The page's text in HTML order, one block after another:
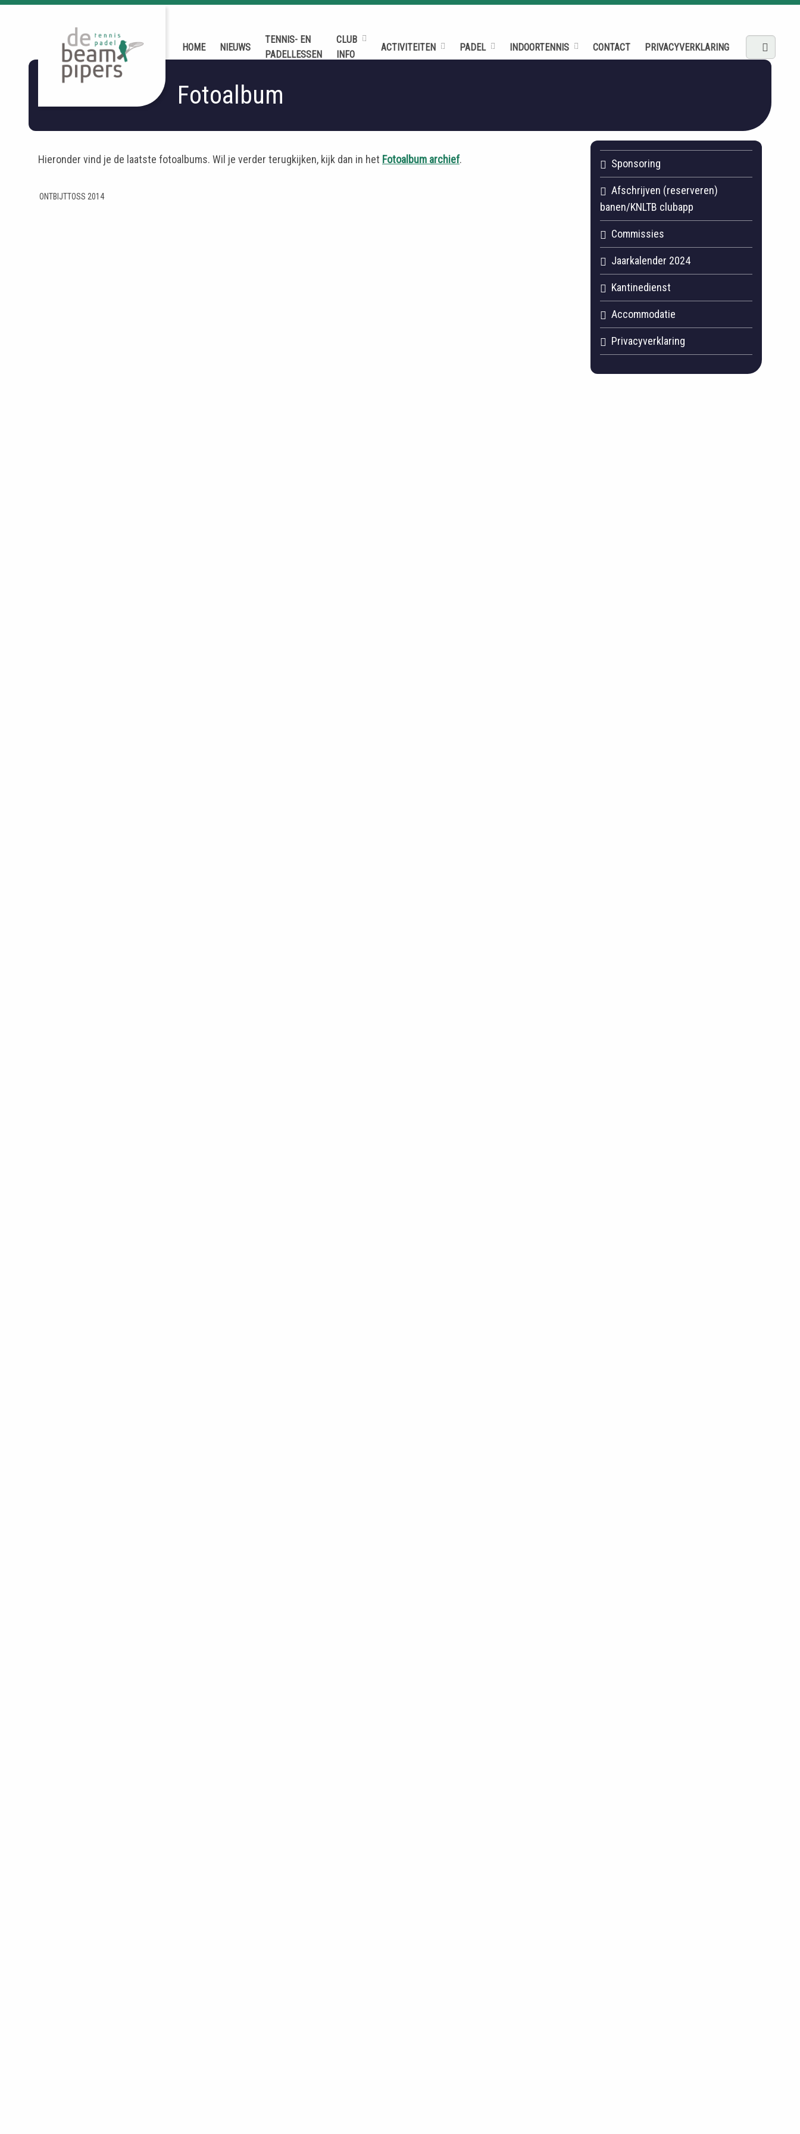
HOME NIEUWS
TENNIS- EN
PADELLESSEN
CLUB
INFO
ACTIVITEITEN PADEL INDOORTENNIS CONTACT PRIVACYVERKLARING
Fotoalbum
Hieronder vind je de laatste fotoalbums. Wil je verder terugkijken, kijk dan in het Fotoalbum archief.
ONTBIJTTOSS 2014
Sponsoring
Afschrijven (reserveren)
banen/KNLTB clubapp
Commissies
Jaarkalender 2024
Kantinedienst
Accommodatie
Privacyverklaring